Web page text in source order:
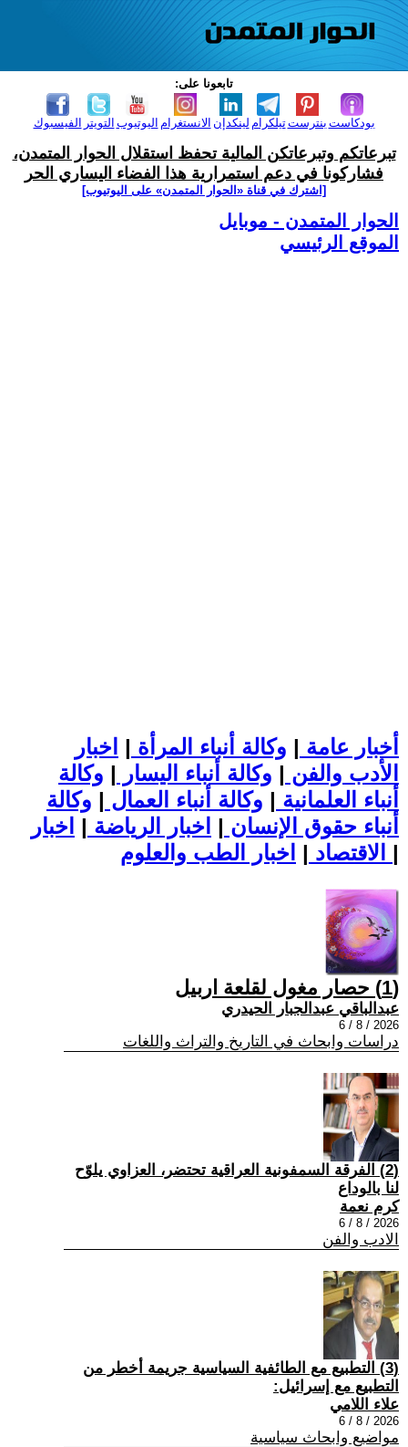
تابعونا على:
الفيسبوك التويتر اليوتيوب الانستغرام لينكدإن تيلكرامبنترست بودكاست
تبرعاتكم وتبرعاتكن المالية تحفظ استقلال الحوار المتمدن،
فشاركونا في دعم استمرارية هذا الفضاء اليساري الحر
[اشترك في قناة ‫«الحوار المتمدن» على اليوتيوب]
الحوار المتمدن - موبايل
الموقع الرئيسي
أخبار عامة | وكالة أنباء المرأة | اخبار
الأدب والفن | وكالة أنباء اليسار | وكالة
أنباء العلمانية | وكالة أنباء العمال | وكالة
أنباء حقوق الإنسان | اخبار الرياضة | اخبار
الاقتصاد | |
(1) حصار مغول لقلعة اربيل
عبدالباقي عبدالجبار الحيدري
2026 / 8 / 6
دراسات وابحاث في التاريخ والتراث واللغات
(2) الفرقة السمفونية العراقية تحتضر، العزاوي يلوّح
لنا بالوداع
كرم نعمة
2026 / 8 / 6
الادب والفن
(3) التطبيع مع الطائفية السياسية جريمة أخطر من
التطبيع مع إسرائيل:
علاء اللامي
2026 / 8 / 6
مواضيع وابحاث سياسية